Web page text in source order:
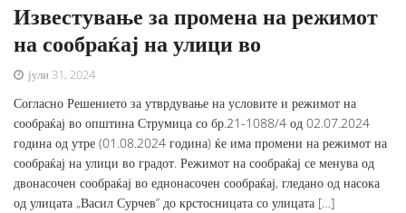
Известување за промена на режимот
на сообраќај на улици во
јули 31, 2024
Согласно Решението за утврдување на условите и режимот на
сообраќај во општина Струмица со бр.21-1088/4 од 02.07.2024
година од утре (01.08.2024 година) ќе има промени на режимот на
сообраќај на улици во градот. Режимот на сообраќај се менува од
двонасочен сообраќај во еднонасочен сообраќај, гледано од насока
од улицата „Васил Сурчев’’ до крстосницата со улицата […]